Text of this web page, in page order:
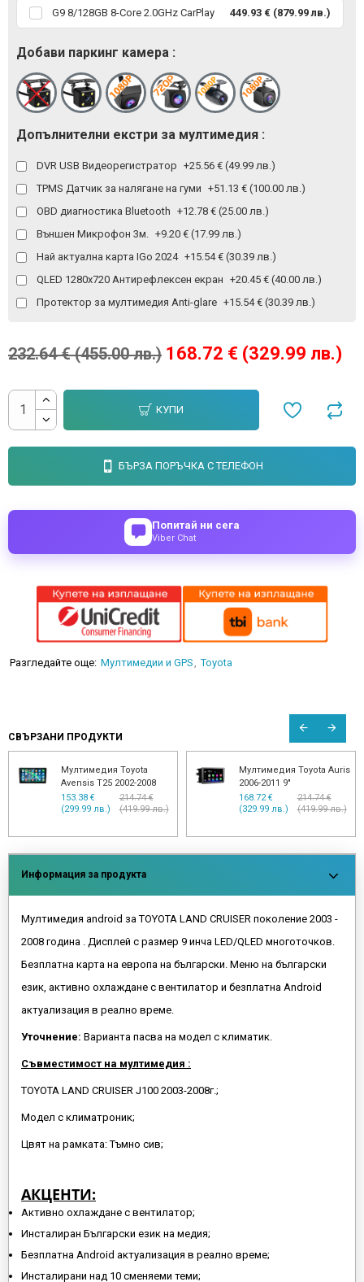
168.72 € (329.99 лв.)
232.64 € (455.00 лв.)
G9 8/128GB 8-Core 2.0GHz CarPlay 449.93 € (879.99 лв.)
Добави паркинг камера :
Допълнителни екстри за мултимедия :
DVR USB Видеорегистратор +25.56 € (49.99 лв.)
TPMS Датчик за налягане на гуми +51.13 € (100.00 лв.)
OBD диагностика Bluetooth +12.78 € (25.00 лв.)
Външен Микрофон 3м.
+9.20 € (17.99 лв.)
Най актуална карта IGo 2024 +15.54 € (30.39 лв.)
QLED 1280x720 Антирефлексен екран +20.45 € (40.00 лв.)
Протектор за мултимедия Anti-glare +15.54 € (30.39 лв.)
КУПИ
БЪРЗА ПОРЪЧКА С ТЕЛЕФОН
Попитай ни сега
Viber Chat
Разгледайте още: Мултимедии и GPS Toyota
СВЪРЗАНИ ПРОДУКТИ
Мултимедия Toyota
Corolla 2006-2013
153.38 €
(299.99 лв.)
255.65 €
(500.01 лв.)
Мултимедия за Toyota
RAV4 2005-2013 с 10 инча
дисплей
153.38 €
214.74 €
Информация за продукта
Мултимедия android зa TOYOTA LAND CRUISER поколение 2003 -
2008 година . Дисплей с размер 9 инча LED/QLED многоточков.
Безплатна карта на европа на български. Меню на български
език, активно охлаждане с вентилатор и безплатна Android
актуализация в реално време.
Уточнение: Варианта пасва на модел с климатик.
Съвместимост на мултимедия :
TOYOTA LAND CRUISER J100 2003-2008г.;
Модел с климатроник;
Цвят на рамката: Тъмно сив;
АКЦЕНТИ:
Активно охлаждане с вентилатор;
Инсталиран Български език на медия;
Безплатна Android актуализация в реално време;
Инсталирани над 10 сменяеми теми;